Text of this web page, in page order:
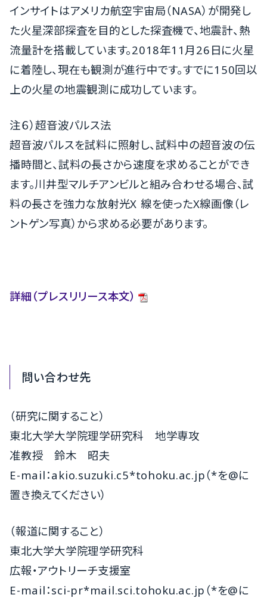
インサイトはアメリカ航空宇宙局（NASA）が開発し
た火星深部探査を目的とした探査機で、地震計、熱
流量計を搭載しています。2018年11月26日に火星
に着陸し、現在も観測が進行中です。すでに150回以
上の火星の地震観測に成功しています。
注６）超音波パルス法
超音波パルスを試料に照射し、試料中の超音波の伝
播時間と、試料の長さから速度を求めることができ
ます。川井型マルチアンビルと組み合わせる場合、試
料の長さを強力な放射光X 線を使ったX線画像（レ
ントゲン写真）から求める必要があります。
詳細（プレスリリース本文）
問い合わせ先
（研究に関すること）
東北大学大学院理学研究科 地学専攻
准教授 鈴木 昭夫
E-mail：akio.suzuki.c5*tohoku.ac.jp（*を@に
置き換えてください）
（報道に関すること）
東北大学大学院理学研究科
広報・アウトリーチ支援室
E-mail：sci-pr*mail.sci.tohoku.ac.jp（*を@に